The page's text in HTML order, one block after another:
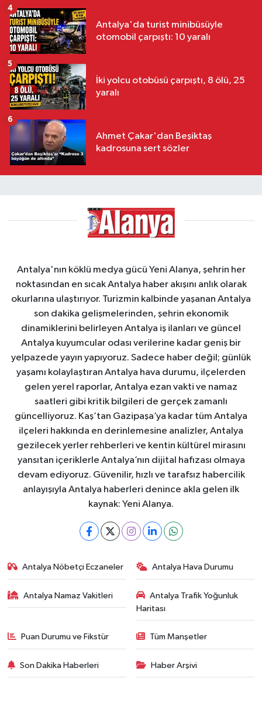
Antalya'da turist minibüsüyle
otomobil çarpıştı: 10 yaralı
4
İki yolcu otobüsü çarpıştı, 8 ölü, 25
yaralı
5
Ahmet Çakar'dan Beşiktaş
kadrosuna sert sözler
6
Antalya'nın köklü medya gücü Yeni Alanya, şehrin her
noktasından en sıcak Antalya haber akışını anlık olarak
okurlarına ulaştırıyor. Turizmin kalbinde yaşanan Antalya
son dakika gelişmelerinden, şehrin ekonomik
dinamiklerini belirleyen Antalya iş ilanları ve güncel
Antalya kuyumcular odası verilerine kadar geniş bir
yelpazede yayın yapıyoruz. Sadece haber değil; günlük
yaşamı kolaylaştıran Antalya hava durumu, ilçelerden
gelen yerel raporlar, Antalya ezan vakti ve namaz
saatleri gibi kritik bilgileri de gerçek zamanlı
güncelliyoruz. Kaş’tan Gazipaşa’ya kadar tüm Antalya
ilçeleri hakkında en derinlemesine analizler, Antalya
gezilecek yerler rehberleri ve kentin kültürel mirasını
yansıtan içeriklerle Antalya’nın dijital hafızası olmaya
devam ediyoruz. Güvenilir, hızlı ve tarafsız habercilik
anlayışıyla Antalya haberleri denince akla gelen ilk
kaynak: Yeni Alanya.
Antalya Nöbetçi Eczaneler Antalya Hava Durumu
Antalya Namaz Vakitleri
Antalya Trafik Yoğunluk
Haritası
Puan Durumu ve Fikstür Tüm Manşetler
Son Dakika Haberleri Haber Arşivi